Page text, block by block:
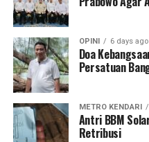
KKP kini tengah
pelaksanaan tata kelola
perikanan untuk
Dirjen Tebe menegaskan
bersubsidi mencakup
pengadaan, penyaluran,
evaluasi hingga pelaporan.
OPINI 6 days ago
Doa
Persatuan
METRO KENDARI
Antri BBM
Retribusi